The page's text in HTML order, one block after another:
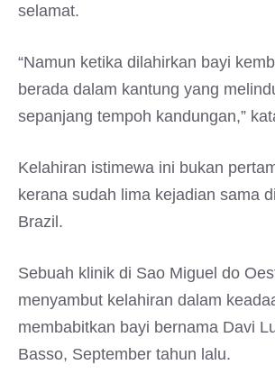
selamat.
“Namun ketika dilahirkan bayi
berada dalam kantung yang
sepanjang tempoh kandungan,”
Kelahiran istimewa ini bukan
kerana sudah lima kejadian sama
Brazil.
Sebuah klinik di Sao Miguel do
menyambut kelahiran dalam
membabitkan bayi bernama Davi
Basso, September tahun lalu.